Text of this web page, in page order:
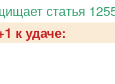
статья
к удаче: